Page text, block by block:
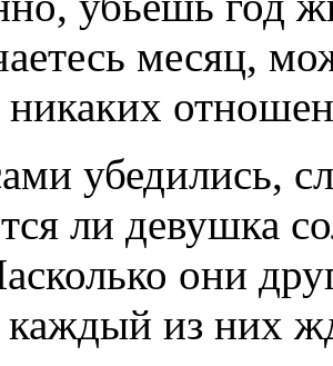
месяц,
никаких
убедились,
ли девушка
они
каждый из них